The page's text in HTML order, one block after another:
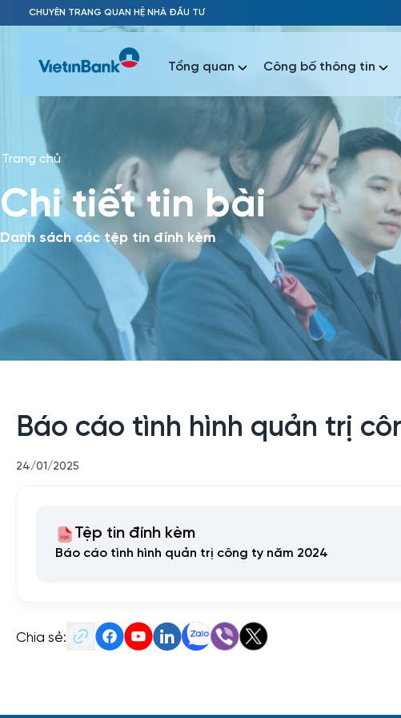
Skip to Main Content
CHUYÊN TRANG QUAN HỆ NHÀ ĐẦU TƯ
Phổ biến nhất
Báo cáo tài chính
Tổng quan Công bố thông tin
Phổ biến nhất
Báo cáo tài chính
Trang chủ
Chi tiết tin bài
Danh sách các tệp tin đính kèm
Báo cáo tình hình quản trị
24/01/2025
Tệp tin đính kèm
Báo cáo tình hình quản trị công ty năm 2024
Chia sẻ: